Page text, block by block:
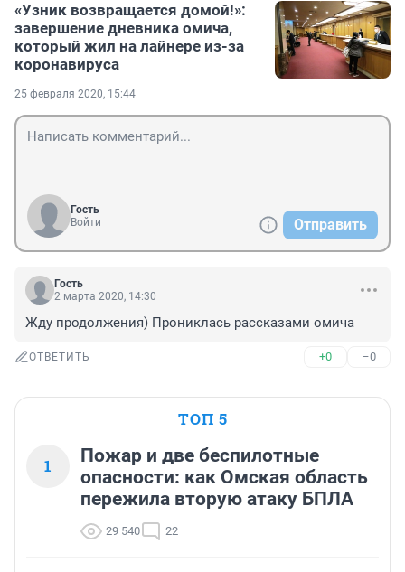
«Узник возвращается домой!»:
завершение дневника омича,
который жил на лайнере из-за
коронавируса
25 февраля 2020, 15:44
Гость
Войти
Отправить
Гость
2 марта 2020, 14:30
Жду продолжения) Прониклась рассказами омича
ОТВЕТИТЬ +0 –0
ТОП 5
1
Пожар и две беспилотные
опасности: как Омская область
пережила вторую атаку БПЛА
29 540 22